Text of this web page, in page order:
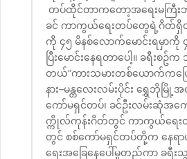
တပ်ထိုင်တာကတော့အရေးမကြီ
ခင် ကာကွယ်ရေးတပ်တွေရဲ့ဂိတ်
ကို ၄၅ မိနစ်လောက်မောင်းရမှာကို
ပြီးမောင်းနေရတာပေါ့။ ခရီး
တယ်”ကားသမားတစ်ယောက်ကပြ
နား–မန္တလေးလမ်းပိုင်း ရွှေဘို
ကော်မရှင်တပ်၊ ခင်ဦးလမ်းဆုံအက
က္ကိုလ်ကုန်းဂိတ်တွင် ကာကွယ်ရေး
တွင် စစ်ကော်မရှင်တပ်တို့က နေရာ
ရေးအခြေနေပေါ်မူတည်ကာ ခရီး